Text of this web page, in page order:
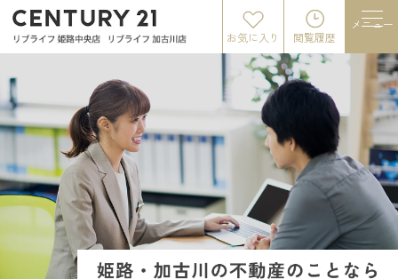
お気に入り 閲覧履歴
メニュー